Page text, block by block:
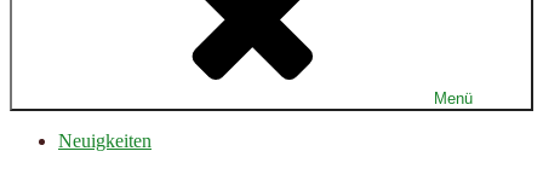
Menü
Neuigkeiten